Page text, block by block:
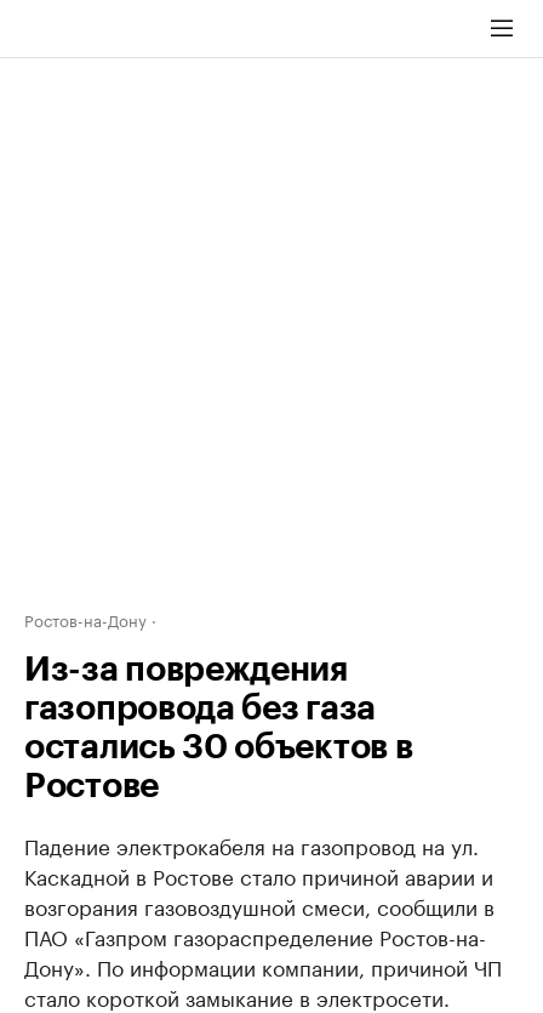
Ростов-на-Дону
Из-за повреждения
газопровода без газа
остались 30 объектов в
Ростове
Падение электрокабеля на газопровод на ул.
Каскадной в Ростове стало причиной аварии и
возгорания газовоздушной смеси, сообщили в
ПАО «Газпром газораспределение Ростов-на-
Дону». По информации компании, причиной ЧП
стало короткой замыкание в электросети.